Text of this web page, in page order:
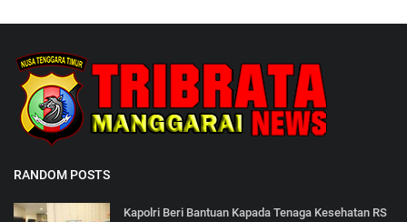
RANDOM POSTS
Kapolri Beri Bantuan Kapada Tenaga Kesehatan RS